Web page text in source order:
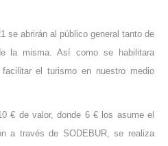
se abrirán al público general tanto de
la misma. Así como se habilitara
el turismo en nuestro medio
€ de valor, donde 6 € los asume el
a través de SODEBUR, se realiza